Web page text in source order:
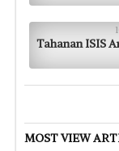
Tahanan ISIS
MOST VIEW